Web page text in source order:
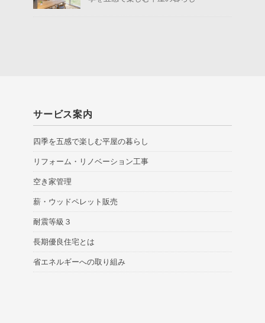
サービス案内
四季を五感で楽しむ平屋の暮らし
リフォーム・リノベーション工事
空き家管理
薪・ウッドペレット販売
耐震等級３
長期優良住宅とは
省エネルギーへの取り組み